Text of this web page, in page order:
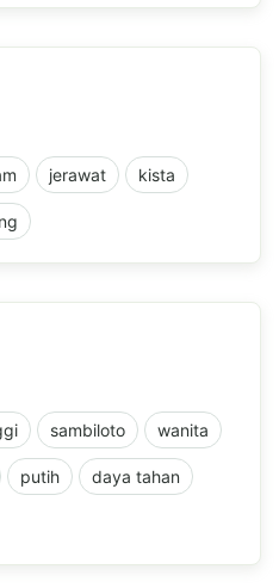
jerawat kista
sambiloto wanita
putih daya tahan